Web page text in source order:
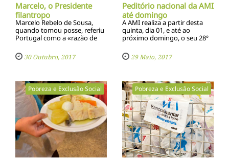
Marcelo, o Presidente
filantropo
Marcelo Rebelo de Sousa,
quando tomou posse, referiu
Portugal como a «razão de
assumido», e garantiu uma
«solidariedade institucional
30 Outubro, 2017
Peditório nacional da AMI
até domingo
A AMI realiza a partir desta
quinta, dia 01, e até ao
próximo domingo, o seu 28º
Ajuda Faz a Diferença»
quando o objetivo é financiar
29 Maio, 2017
Pobreza e Exclusão Social Pobreza e Exclusão Social